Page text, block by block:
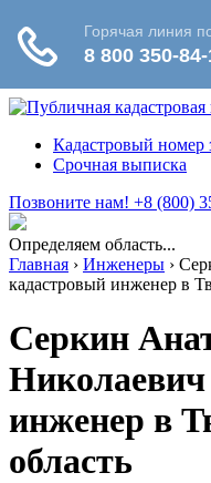
Кадастровый номер
Срочная выписка
Позвоните нам! +8 (800)
Определяем область...
Главная › Инженеры ›
кадастровый инженер в
Серкин
инженер в
область